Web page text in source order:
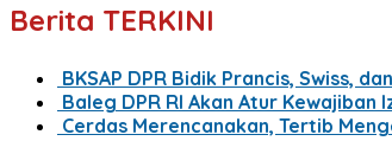
Berita TERKINI
BKSAP DPR Bidik Prancis, Swiss,
Baleg DPR RI Akan Atur
Cerdas Merencanakan, Tertib